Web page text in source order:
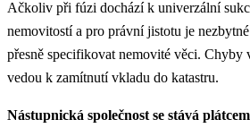
Ačkoliv při fúzi dochází k univerzální
nemovitostí a pro právní jistotu je
přesně specifikovat nemovité věci. Chyby
vedou k zamítnutí vkladu do katastru.
Nástupnická společnost se stává